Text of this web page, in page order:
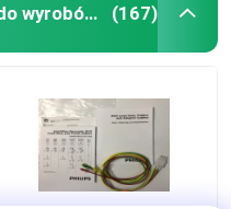
Materiały eksploatacyjne do wyrobów medycznych (167)